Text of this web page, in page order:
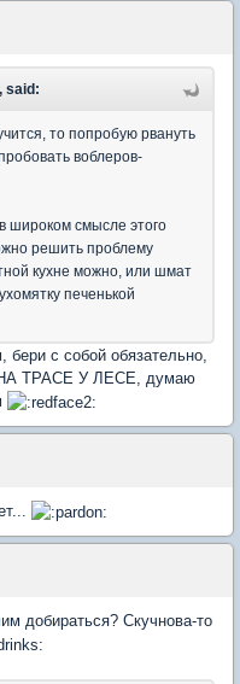
said:
то попробую рвануть
воблеров-
широком смысле этого
решить проблему
кухне можно, или шмат
печенькой
с собой обязательно,
НА ТРАСЕ У ЛЕСЕ, думаю
добираться? Скучнова-то